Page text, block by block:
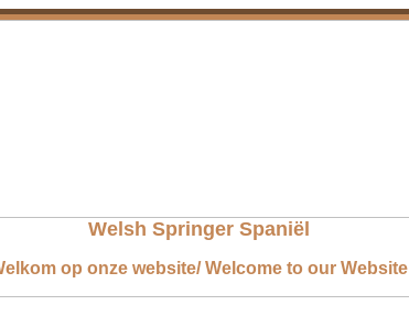
Welsh Springer Spaniël
op onze website/ Welcome to our Website